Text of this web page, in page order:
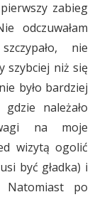
zabieg
odczuwałam
nie
szybciej niż się
było bardziej
należało
na moje
wizytą ogolić
być gładka) i
Natomiast po